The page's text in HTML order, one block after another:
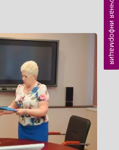
справочная информация